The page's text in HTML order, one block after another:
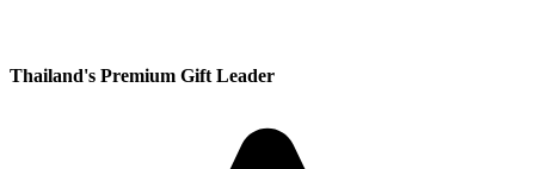
Thailand's Premium Gift Leader